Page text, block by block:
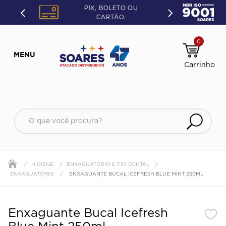
PIX, BOLETO OU
CARTÃO.
0
O que você procura?
HIGIENE
ENXAGUATÓRIO E FIO DENTAL
ENXAGUATÓRIO
ENXAGUANTE BUCAL ICEFRESH BLUE MINT 250ML
Enxaguante Bucal Icefresh